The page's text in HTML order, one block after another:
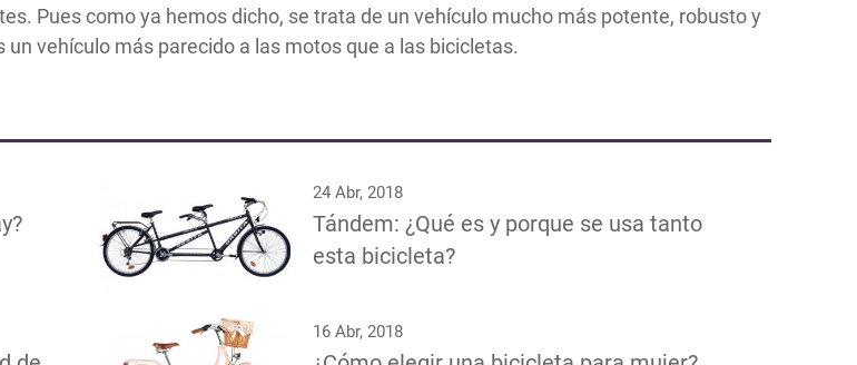
Pues como ya hemos dicho, se trata de un vehículo mucho más potente, robusto y
vehículo más parecido a las motos que a las bicicletas.
24 Abr, 2018
Tándem: ¿Qué es y porque se usa tanto
esta bicicleta?
16 Abr, 2018